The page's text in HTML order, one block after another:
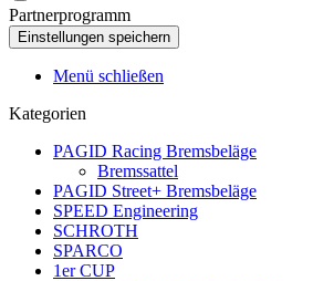
Partnerprogramm
Menü schließen
Kategorien
PAGID Racing Bremsbeläge
Bremssattel
PAGID Street+ Bremsbeläge
SPEED Engineering
SCHROTH
SPARCO
1er CUP